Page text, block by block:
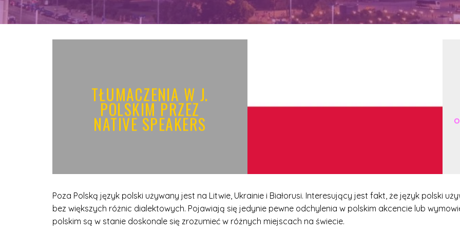
TŁUMACZENIA W J.
POLSKIM PRZEZ
NATIVE SPEAKERS
Poza Polską język polski używany jest na Litwie, Ukrainie i Białorusi. Interesujący jest fakt, że język polski
bez większych różnic dialektowych. Pojawiają się jedynie pewne odchylenia w polskim akcencie lub
polskim są w stanie doskonale się zrozumieć w różnych miejscach na świecie.